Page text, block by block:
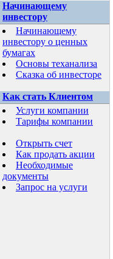
Начинающему
инвестору
Начинающему
инвестору о ценных
бумагах
Основы теханализа
Сказка об инвесторе
Как стать Клиентом
Услуги компании
Тарифы компании
Открыть счет
Как продать акции
Необходимые
документы
Запрос на услуги